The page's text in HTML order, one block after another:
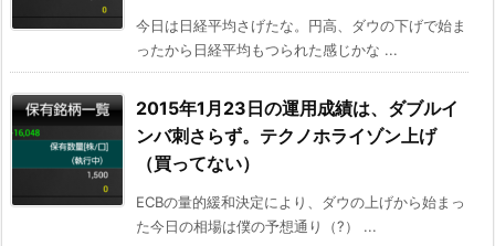
今日は日経平均さげたな。円高、ダウの下げで始ま
ったから日経平均もつられた感じかな ...
2015年1月23日の運用成績は、ダブルイ
ンバ刺さらず。テクノホライゾン上げ
（買ってない）
ECBの量的緩和決定により、ダウの上げから始まっ
た今日の相場は僕の予想通り（?） ...